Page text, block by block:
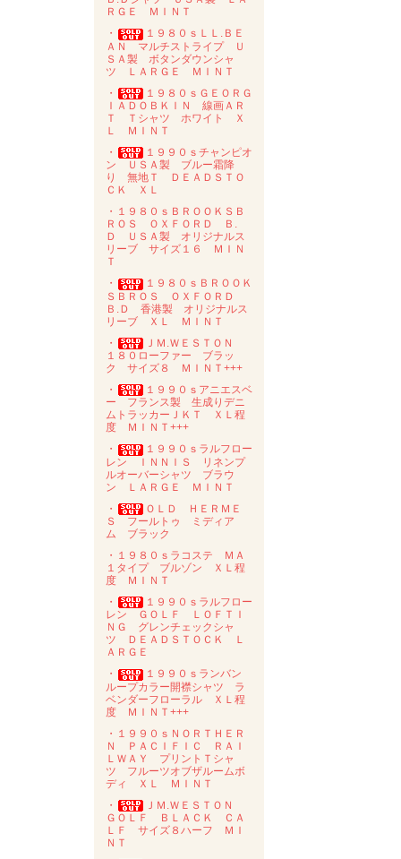
ＲＧＥ ＭＩＮＴ
・
１９８０ｓＬＬ.ＢＥ
ＡＮ マルチストライプ Ｕ
ＳＡ製 ボタンダウンシャ
ツ ＬＡＲＧＥ ＭＩＮＴ
・
１９８０ｓＧＥＯＲＧ
ＩＡＤＯＢＫＩＮ 線画ＡＲ
Ｔ Ｔシャツ ホワイト Ｘ
Ｌ ＭＩＮＴ
・
１９９０ｓチャンピオ
ン ＵＳＡ製 ブルー霜降
り 無地Ｔ ＤＥＡＤＳＴＯ
ＣＫ ＸＬ
・１９８０ｓＢＲＯＯＫＳＢ
ＲＯＳ ＯＸＦＯＲＤ Ｂ.
Ｄ ＵＳＡ製 オリジナルス
リーブ サイズ１６ ＭＩＮ
Ｔ
・
１９８０ｓＢＲＯＯＫ
ＳＢＲＯＳ ＯＸＦＯＲＤ
Ｂ.Ｄ 香港製 オリジナルス
リーブ ＸＬ ＭＩＮＴ
・
ＪＭ.ＷＥＳＴＯＮ
１８０ローファー ブラッ
ク サイズ８ ＭＩＮＴ+++
・
１９９０ｓアニエスベ
ー フランス製 生成りデニ
ムトラッカーＪＫＴ ＸＬ程
度 ＭＩＮＴ+++
・
１９９０ｓラルフロー
レン ＩＮＮＩＳ リネンプ
ルオーバーシャツ ブラウ
ン ＬＡＲＧＥ ＭＩＮＴ
・
ＯＬＤ ＨＥＲＭＥ
Ｓ フールトゥ ミディア
ム ブラック
・１９８０ｓラコステ ＭＡ
１タイプ ブルゾン ＸＬ程
度 ＭＩＮＴ
・
１９９０ｓラルフロー
レン ＧＯＬＦ ＬＯＦＴＩ
ＮＧ グレンチェックシャ
ツ ＤＥＡＤＳＴＯＣＫ Ｌ
ＡＲＧＥ
・
１９９０ｓランバン
ループカラー開襟シャツ ラ
ベンダーフローラル ＸＬ程
度 ＭＩＮＴ+++
・１９９０ｓＮＯＲＴＨＥＲ
Ｎ ＰＡＣＩＦＩＣ ＲＡＩ
ＬＷＡＹ プリントＴシャ
ツ フルーツオブザルームボ
ディ ＸＬ ＭＩＮＴ
・
ＪＭ.ＷＥＳＴＯＮ
ＧＯＬＦ ＢＬＡＣＫ ＣＡ
ＬＦ サイズ８ハーフ ＭＩ
ＮＴ